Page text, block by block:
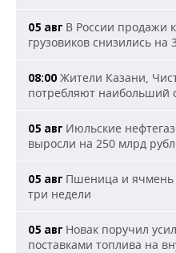
05 авг В России продажи
грузовиков снизились на
08:00 Жители Казани,
потребляют наибольший
05 авг Июльские
выросли на 250 млрд
05 авг Пшеница и ячмень
три недели
05 авг Новак поручил
поставками топлива на